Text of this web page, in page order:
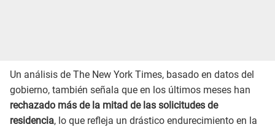
Un análisis de The New York Times, basado en datos del
gobierno, también señala que en los últimos meses han
rechazado más de la mitad de las solicitudes de
residencia, lo que refleja un drástico endurecimiento en la